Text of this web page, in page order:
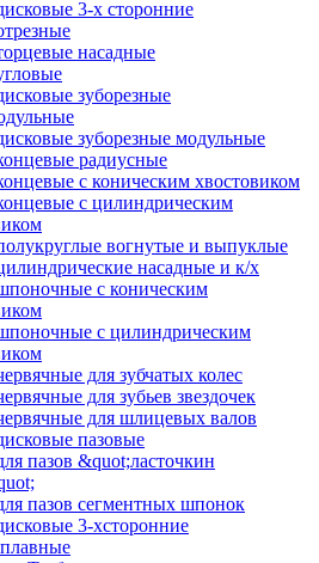
3-х сторонние
насадные
зуборезные
зуборезные модульные
радиусные
с коническим хвостовиком
с цилиндрическим
вогнутые и выпуклые
насадные и к/х
с коническим
с цилиндрическим
для зубчатых колес
для зубьев звездочек
для шлицевых валов
пазовые
пазов &quot;ласточкин
пазов сегментных шпонок
3-хсторонние